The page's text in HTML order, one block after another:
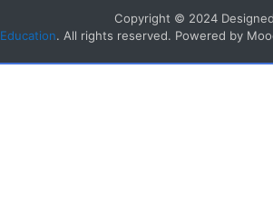
Copyright © 2024
. All rights reserved. Powered by